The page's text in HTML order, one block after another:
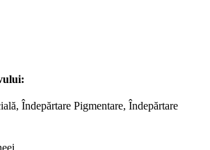
Îndepărtare Pigmentare, Îndepărtare